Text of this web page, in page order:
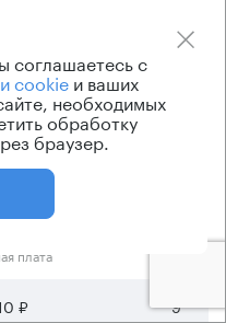
в этом здании:
плата Этаж
₽ 9
соглашаетесь с
cookieи ваших
необходимых
обработку
браузер.